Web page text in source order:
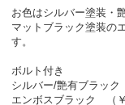
お色はシルバー塗装・
マットブラック塗装の
す。
ボルト付き
シルバー/艶有ブラック
エンボスブラック （￥